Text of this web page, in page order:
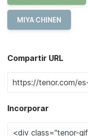
MIYA CHINEN
Compartir URL
Incorporar